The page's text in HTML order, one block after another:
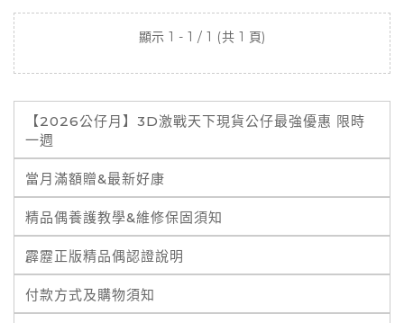
顯示 1 - 1 / 1 (共 1 頁)
【2026公仔月】3D激戰天下現貨公仔最強優惠 限時
一週
當月滿額贈&最新好康
精品偶養護教學&維修保固須知
霹靂正版精品偶認證說明
付款方式及購物須知